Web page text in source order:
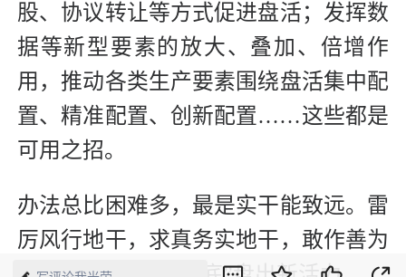
股、协议转让等方式促进盘活；发挥数
据等新型要素的放大、叠加、倍增作
用，推动各类生产要素围绕盘活集中配
置、精准配置、创新配置……这些都是
可用之招。
办法总比困难多，最是实干能致远。雷
厉风行地干，求真务实地干，敢作善为